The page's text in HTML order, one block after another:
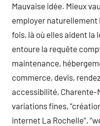
Mauvaise idée. Mieux
employer naturellement
fois, là où elles aident la
entoure la requête
maintenance,
commerce, devis,
accessibilité, Charente-
variations fines,
internet La Rochelle”,